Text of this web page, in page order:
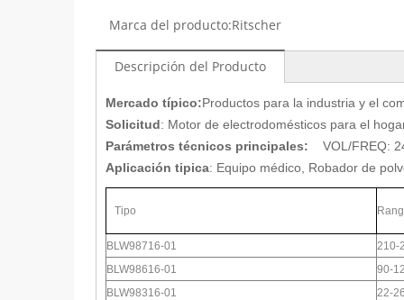
Marca del producto:Ritscher
Descripción del Producto
Mercado típico:Productos para la industria y el
Solicitud: Motor de electrodomésticos para el
Parámetros técnicos principales:
VOL/FREQ:
Aplicación tipica: Equipo médico, Robador de
Tipo
BLW98716-01 210-
BLW98616-01
90-
BLW98316-01
22-